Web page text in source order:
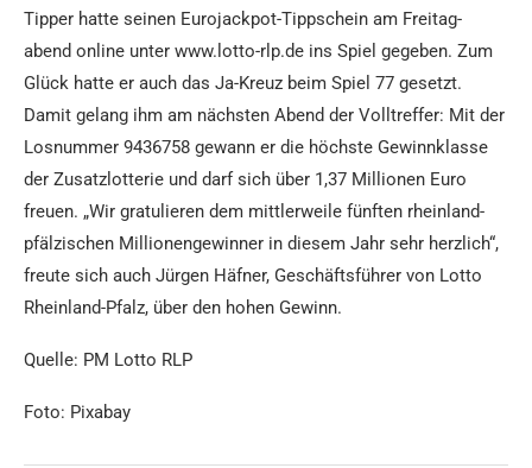
Tipper hatte seinen Eurojackpot-Tippschein am Freitag-
abend online unter www.lotto-rlp.de ins Spiel gegeben. Zum
Glück hatte er auch das Ja-Kreuz beim Spiel 77 gesetzt.
Damit gelang ihm am nächsten Abend der Volltreffer: Mit der
Losnummer 9436758 gewann er die höchste Gewinnklasse
der Zusatzlotterie und darf sich über 1,37 Millionen Euro
freuen. „Wir gratulieren dem mittlerweile fünften rheinland-
pfälzischen Millionengewinner in diesem Jahr sehr herzlich“,
freute sich auch Jürgen Häfner, Geschäftsführer von Lotto
Rheinland-Pfalz, über den hohen Gewinn.
Quelle: PM Lotto RLP
Foto: Pixabay